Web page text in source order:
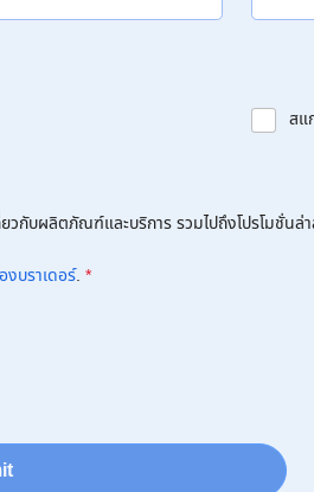
สแ
กับผลิตภัณฑ์และบริการ รวมไปถึงโปรโมชั่น
บราเดอร์. *